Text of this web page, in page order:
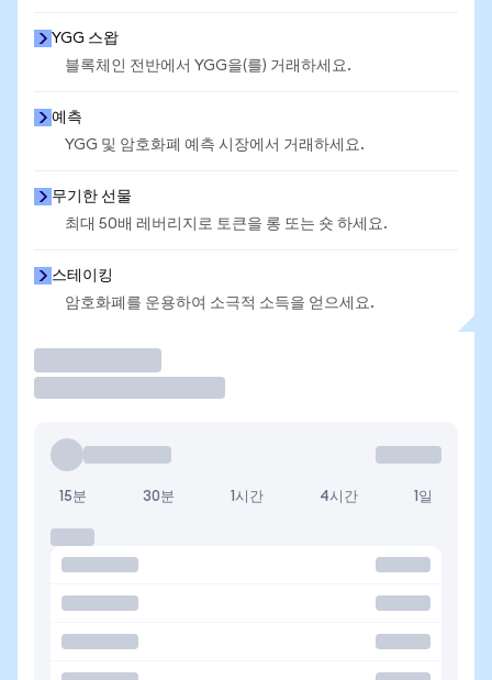
YGG 스왑
블록체인 전반에서 YGG을(를) 거래하세요.
예측
YGG 및 암호화폐 예측 시장에서 거래하세요.
무기한 선물
최대 50배 레버리지로 토큰을 롱 또는 숏 하세요.
스테이킹
암호화폐를 운용하여 소극적 소득을 얻으세요.
15분 30분 1시간 4시간 1일